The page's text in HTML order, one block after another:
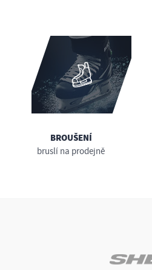
BROUŠENÍ
bruslí na prodejně